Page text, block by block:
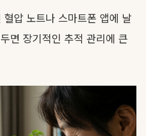
압 노트나 스마트폰 앱에 날
면 장기적인 추적 관리에 큰